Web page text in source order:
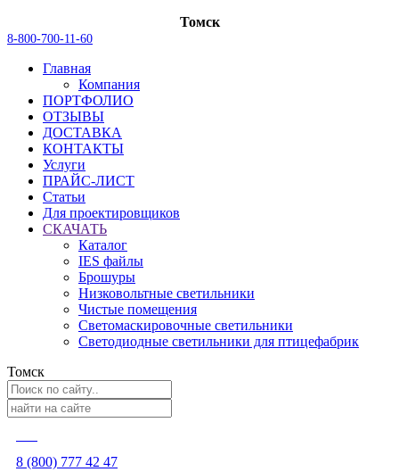
Томск
8-800-700-11-60
Главная
Компания
ПОРТФОЛИО
ОТЗЫВЫ
ДОСТАВКА
КОНТАКТЫ
Услуги
ПРАЙС-ЛИСТ
Статьи
Для проектировщиков
СКАЧАТЬ
Каталог
IES файлы
Брошуры
Низковольтные светильники
Чистые помещения
Светомаскировочные светильники
Светодиодные светильники для птицефабрик
Томск
8 (800) 777 42 47